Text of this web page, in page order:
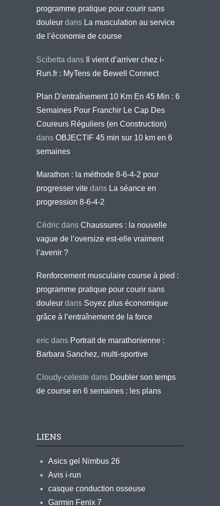
programme pratique pour courir sans
douleur dans La musculation au service
de l’économie de course
Scibetta dans
Il vient d’arriver chez i-
Run.fr : MyTens de Bewell Connect
Plan D'entraînement 10 Km En 45 Min : 6
Semaines Pour Franchir Le Cap Des
Coureurs Réguliers (en Construction)
dans OBJECTIF 45 min sur 10 km en 6
semaines
Marathon : la méthode 8-6-4-2 pour
progresser vite dans La séance en
progression 8-6-4-2
Cédric dans Chaussures : la nouvelle
vague de l’oversize est-elle vraiment
l’avenir ?
Renforcement musculaire course à pied :
programme pratique pour courir sans
douleur dans Soyez plus économique
grâce à l’entraînement de la force
eric dans Portrait de marathonienne :
Barbara Sanchez, multi-sportive
Cloudy-celeste dans Doubler son temps
de course en 6 semaines : les plans
LIENS
Asics gel Nimbus 26
Avis i-run
casque conduction osseuse
Garmin Fenix 7